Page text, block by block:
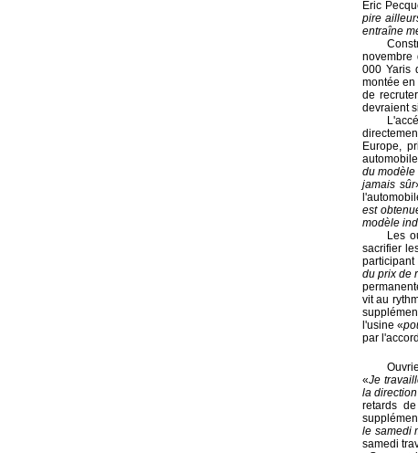
Eric
pire
entraîne
novembre
000 Yaris
montée
de
devraient
Europe,
du modèle
jamais sûr
est
modèle
Les
sacrifier
participant
du prix de
vit au
l'usine «
par
«Je
la
retards
le samedi
samedi